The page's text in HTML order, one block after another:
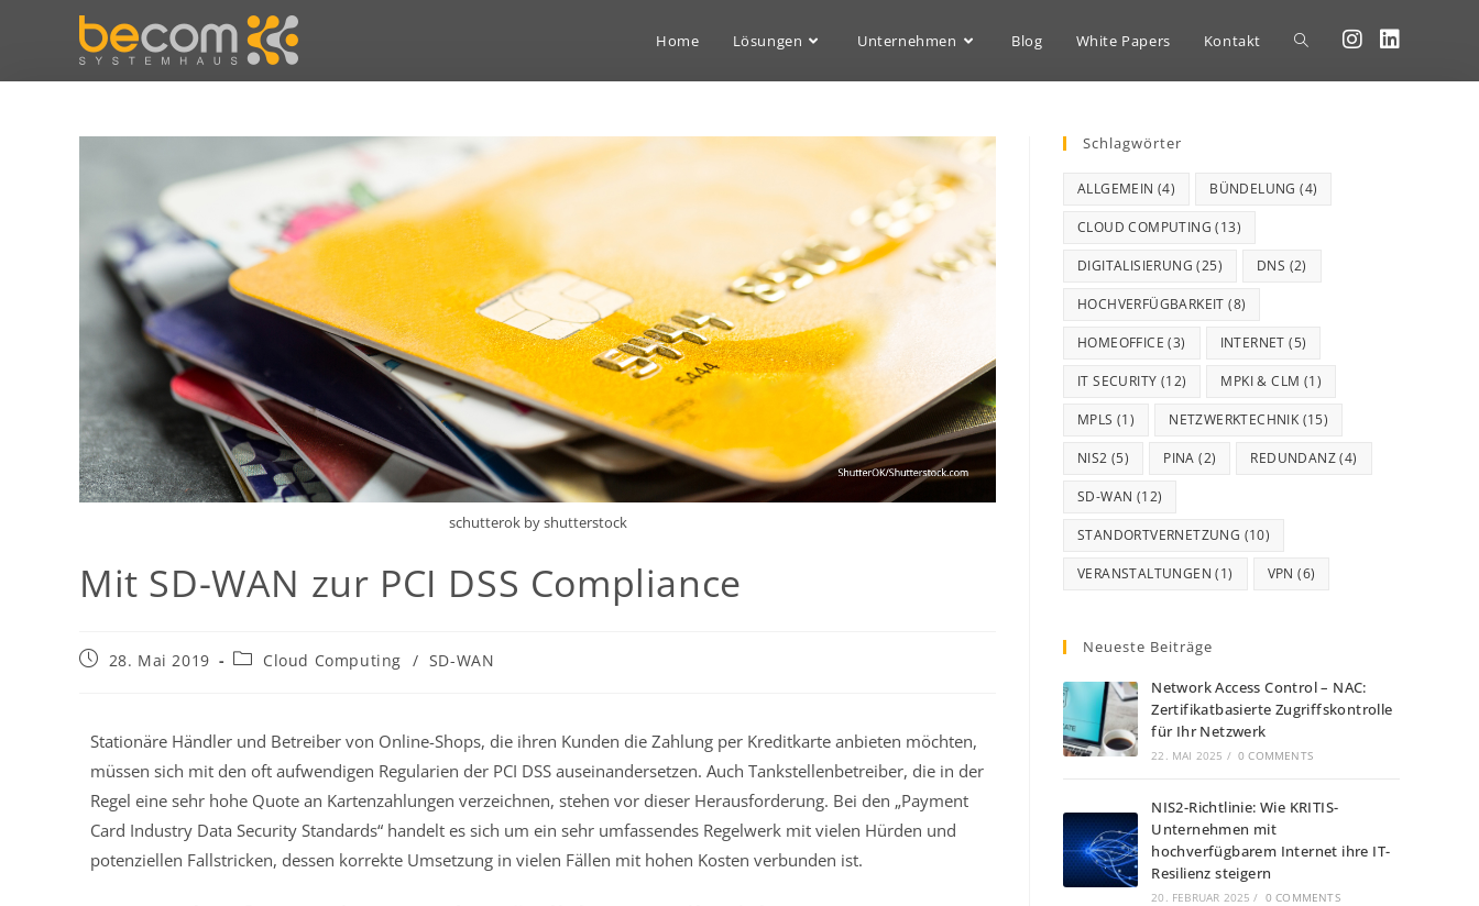
Home Lösungen Unternehmen Blog White Papers Kontakt
schutterok by shutterstock
Mit SD-WAN zur PCI DSS Compliance
28. Mai 2019 Cloud Computing / SD-WAN
Stationäre Händler und Betreiber von Online-Shops, die ihren Kunden die Zahlung per Kreditkarte anbieten möchten,
müssen sich mit den oft aufwendigen Regularien der PCI DSS auseinandersetzen. Auch Tankstellenbetreiber, die in der
Regel eine sehr hohe Quote an Kartenzahlungen verzeichnen, stehen vor dieser Herausforderung. Bei den „Payment
Card Industry Data Security Standards“ handelt es sich um ein sehr umfassendes Regelwerk mit vielen Hürden und
potenziellen Fallstricken, dessen korrekte Umsetzung in vielen Fällen mit hohen Kosten verbunden ist.
Schlagwörter
ALLGEMEIN (4) BÜNDELUNG (4)
CLOUD COMPUTING (13)
DIGITALISIERUNG (25) DNS (2)
HOCHVERFÜGBARKEIT (8)
HOMEOFFICE (3) INTERNET (5)
IT SECURITY (12) MPKI & CLM (1)
MPLS (1) NETZWERKTECHNIK (15)
NIS2 (5) PINA (2) REDUNDANZ(4)
SD-WAN (12)
STANDORTVERNETZUNG (10)
VERANSTALTUNGEN (1) VPN (6)
Neueste Beiträge
Network Access Control – NAC:
Zertifikatbasierte Zugriffskontrolle
für Ihr Netzwerk
22. MAI 2025 / 0 COMMENTS
NIS2-Richtlinie: Wie KRITIS-
Unternehmen mit
hochverfügbarem Internet ihre IT-
Resilienz steigern
20. FEBRUAR 2025 / 0 COMMENTS